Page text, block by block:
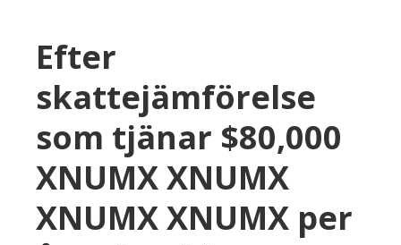
Efter
skattejämförelse
som tjänar $80,000
XNUMX XNUMX
XNUMX XNUMX per